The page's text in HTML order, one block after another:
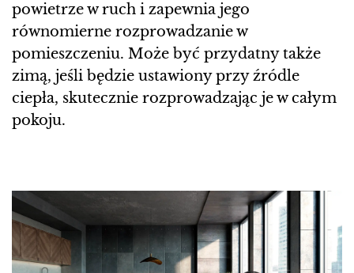
powietrze w ruch i zapewnia jego
równomierne rozprowadzanie w
pomieszczeniu. Może być przydatny także
zimą, jeśli będzie ustawiony przy źródle
ciepła, skutecznie rozprowadzając je w całym
pokoju.